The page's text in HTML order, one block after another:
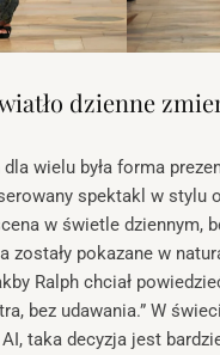
dzienne
wielu była forma
spektakl w stylu
w świetle dziennym,
zostały pokazane w
Ralph chciał
bez udawania.” W
taka decyzja jest